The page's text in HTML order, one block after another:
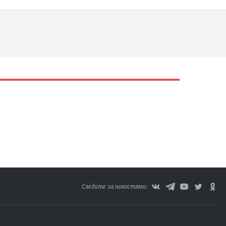
Следите за новостями: